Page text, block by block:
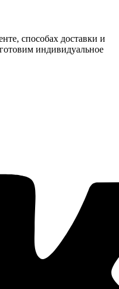
способах доставки и
индивидуальное